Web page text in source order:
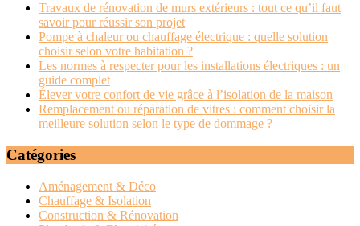
Travaux de rénovation de murs extérieurs : tout ce qu’il faut
savoir pour réussir son projet
Pompe à chaleur ou chauffage électrique : quelle solution
choisir selon votre habitation ?
Les normes à respecter pour les installations électriques : un
guide complet
Élever votre confort de vie grâce à l’isolation de la maison
Remplacement ou réparation de vitres : comment choisir la
meilleure solution selon le type de dommage ?
Catégories
Aménagement & Déco
Chauffage & Isolation
Construction & Rénovation